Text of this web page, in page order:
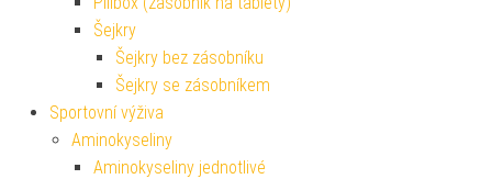
Šejkry
Šejkry bez zásobníku
Šejkry se zásobníkem
Sportovní výživa
Aminokyseliny
Aminokyseliny jednotlivé